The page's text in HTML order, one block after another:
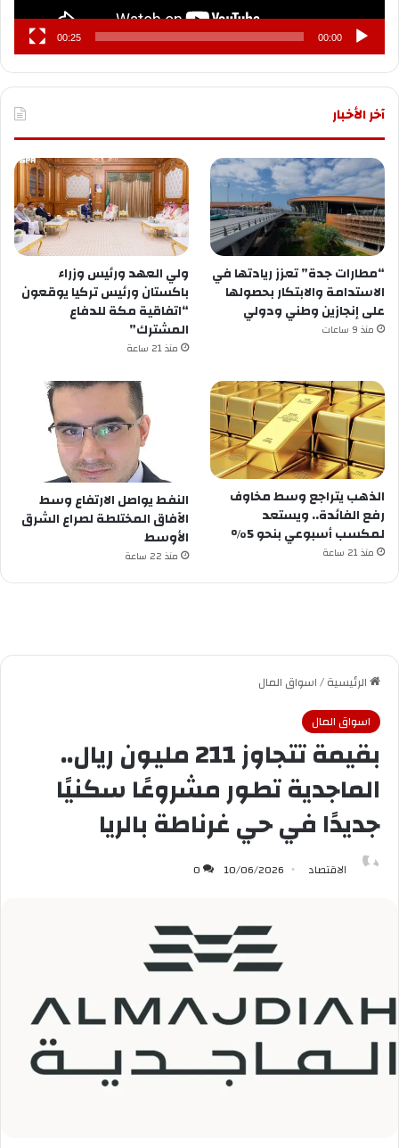
00:00
00:25
آخر الأخبار
“مطارات جدة” تعزز ريادتها في
الاستدامة والابتكار بحصولها
على إنجازين وطني ودولي
منذ 9 ساعات
ولي العهد ورئيس وزراء
باكستان ورئيس تركيا يوقعون
“اتفاقية مكة للدفاع
المشترك”
منذ 21 ساعة
الذهب يتراجع وسط مخاوف
رفع الفائدة.. ويستعد
لمكسب أسبوعي بنحو 5%
منذ 21 ساعة
النفط يواصل الارتفاع وسط
الآفاق المختلطة لصراع الشرق
الأوسط
منذ 22 ساعة